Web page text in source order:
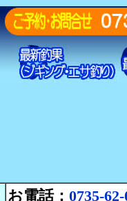
お電話： 0735-